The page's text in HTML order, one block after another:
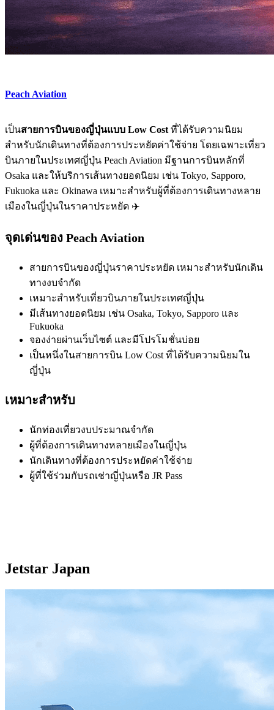
Peach Aviation
เป็นสายการบินของญี่ปุ่นแบบ Low Cost ที่ได้รับความนิยม
สำหรับนักเดินทางที่ต้องการประหยัดค่าใช้จ่าย โดยเฉพาะเที่ยว
บินภายในประเทศญี่ปุ่น Peach Aviation มีฐานการบินหลักที่
Osaka และให้บริการเส้นทางยอดนิยม เช่น Tokyo, Sapporo,
Fukuoka และ Okinawa เหมาะสำหรับผู้ที่ต้องการเดินทางหลาย
เมืองในญี่ปุ่นในราคาประหยัด ✈️
จุดเด่นของ Peach Aviation
สายการบินของญี่ปุ่นราคาประหยัด เหมาะสำหรับนักเดิน
ทางงบจำกัด
เหมาะสำหรับเที่ยวบินภายในประเทศญี่ปุ่น
มีเส้นทางยอดนิยม เช่น Osaka, Tokyo, Sapporo และ
Fukuoka
จองง่ายผ่านเว็บไซต์ และมีโปรโมชั่นบ่อย
เป็นหนึ่งในสายการบิน Low Cost ที่ได้รับความนิยมใน
ญี่ปุ่น
เหมาะสำหรับ
นักท่องเที่ยวงบประมาณจำกัด
ผู้ที่ต้องการเดินทางหลายเมืองในญี่ปุ่น
นักเดินทางที่ต้องการประหยัดค่าใช้จ่าย
ผู้ที่ใช้ร่วมกับรถเช่าญี่ปุ่นหรือ JR Pass
Jetstar Japan